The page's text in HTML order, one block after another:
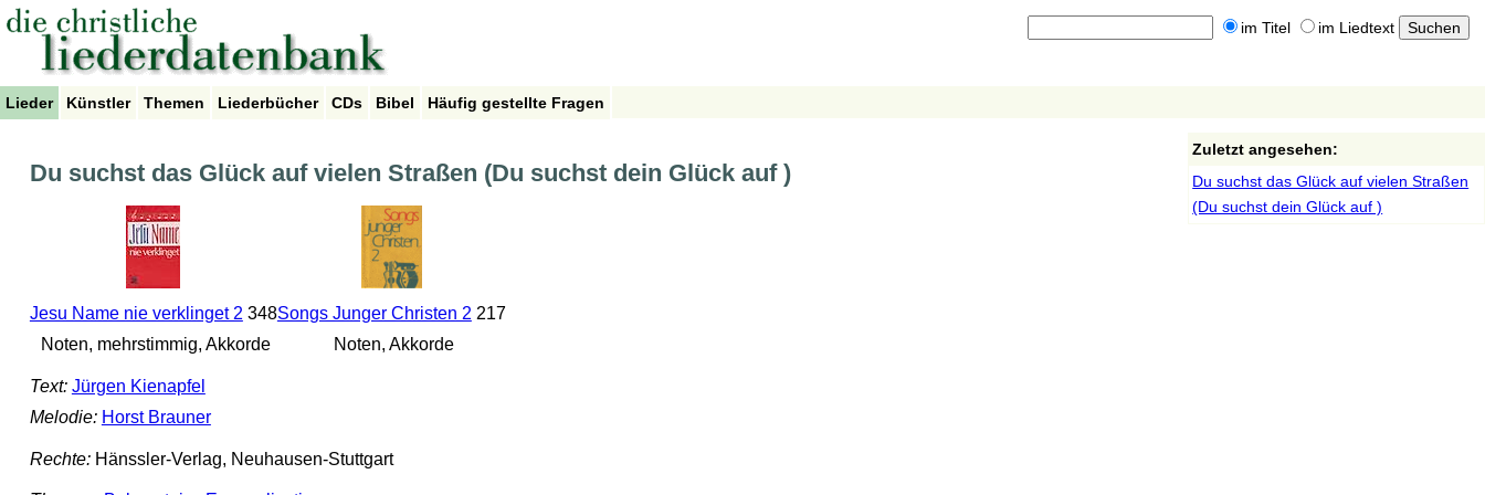
im Titel im Liedtext
Lieder Künstler Themen Liederbücher CDs Bibel Häufig gestellte Fragen
Du suchst das Glück auf vielen Straßen (Du suchst dein Glück auf )
Jesu Name nie verklinget 2348
Noten, mehrstimmig, Akkorde
Songs Junger Christen 2217
Noten, Akkorde
Text: Jürgen Kienapfel
Melodie: Horst Brauner
Rechte:Hänssler-Verlag, Neuhausen-Stuttgart
Zuletzt angesehen:
Du suchst das Glück auf vielen Straßen
(Du suchst dein Glück auf )